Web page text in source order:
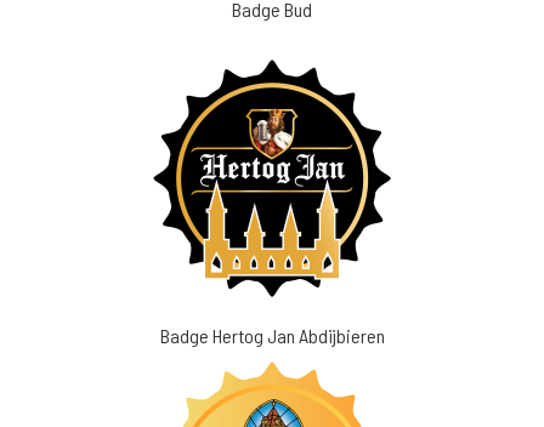
Badge Bud
Badge Hertog Jan Abdijbieren